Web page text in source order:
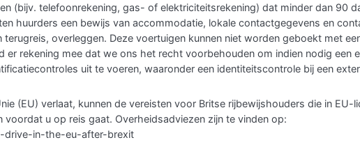
(bijv. telefoonrekening, gas- of elektriciteitsrekening) dat minder dan 90
huurders een bewijs van accommodatie, lokale contactgegevens en
overleggen. Deze voertuigen kunnen niet worden geboekt met
er rekening mee dat we ons het recht voorbehouden om indien nodig een
uit te voeren, waaronder een identiteitscontrole bij een
(EU) verlaat, kunnen de vereisten voor Britse rijbewijshouders die in EU-
voordat u op reis gaat. Overheidsadviezen zijn te vinden op:
drive-in-the-eu-after-brexit